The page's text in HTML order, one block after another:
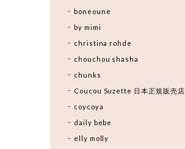
boneoune
by mimi
christina rohde
chouchou shasha
chunks
Coucou Suzette 日本正規販売店
coycoya
daily bebe
elly molly